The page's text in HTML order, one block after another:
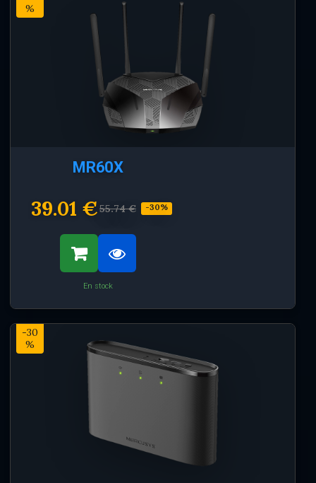
%
MR60X
39.01 €55.74 € -30%
En stock
-30
%